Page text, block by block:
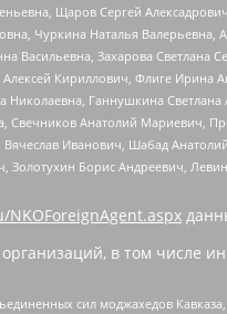
Щаров Сергей
Чуркина Наталья
Васильевна, Захарова
Кириллович, Флиге Ирина
Николаевна, Ганнушкина
Свечников Анатолий Мариевич,
Иванович, Шабад
Золотухин Борис Андреевич,
в том числе
сил моджахедов Кавказа,